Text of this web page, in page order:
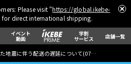
Please visit "https://global.ikebe-
for direct international shipping.
イベント
動画
学割
サービス 店舗一覧
地震に伴う配送の遅延について(07月29日